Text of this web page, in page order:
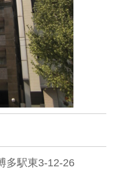
多駅東3-12-26